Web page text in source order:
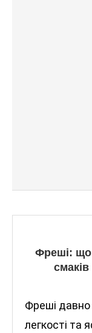
Фреші: що
Фреші давно
легкості та